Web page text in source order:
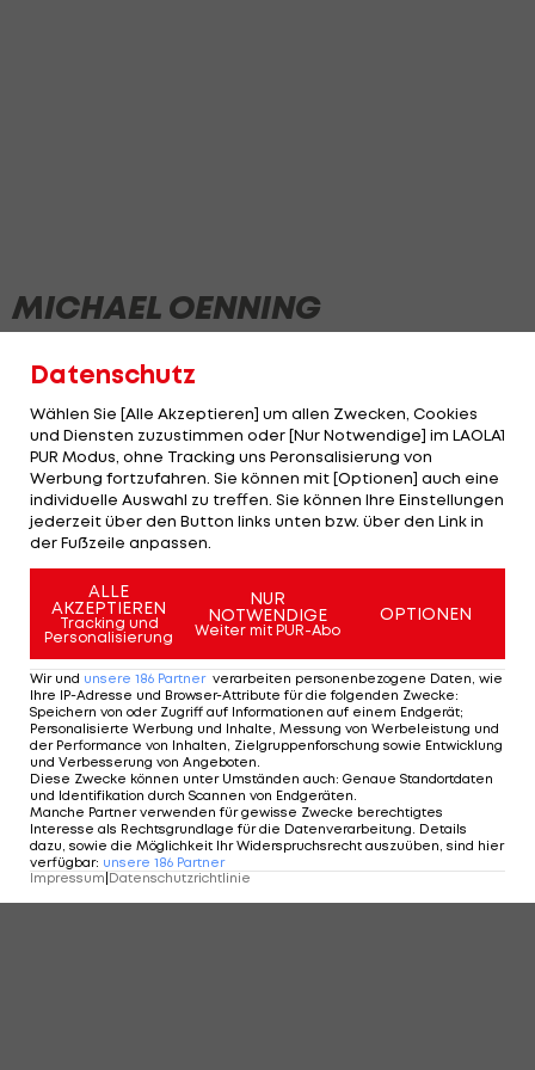
MICHAEL OENNING
Datenschutz
Wählen Sie [Alle Akzeptieren] um allen Zwecken, Cookies
und Diensten zuzustimmen oder [Nur Notwendige] im LAOLA1
PUR Modus, ohne Tracking uns Peronsalisierung von
Werbung fortzufahren. Sie können mit [Optionen] auch eine
individuelle Auswahl zu treffen. Sie können Ihre Einstellungen
jederzeit über den Button links unten bzw. über den Link in
der Fußzeile anpassen.
ALLE
AKZEPTIEREN
Tracking und
Personalisierung
NUR
NOTWENDIGE
Weiter mit PUR-Abo
OPTIONEN
Wir und unsere 186 Partner verarbeiten personenbezogene Daten, wie
Ihre IP-Adresse und Browser-Attribute für die folgenden Zwecke:
Speichern von oder Zugriff auf Informationen auf einem Endgerät;
Personalisierte Werbung und Inhalte, Messung von Werbeleistung und
der Performance von Inhalten, Zielgruppenforschung sowie Entwicklung
und Verbesserung von Angeboten.
Diese Zwecke können unter Umständen auch: Genaue Standortdaten
und Identifikation durch Scannen von Endgeräten.
Manche Partner verwenden für gewisse Zwecke berechtigtes
Interesse als Rechtsgrundlage für die Datenverarbeitung. Details
dazu, sowie die Möglichkeit Ihr Widerspruchsrecht auszuüben, sind hier
verfügbar: unsere 186 Partner
Impressum Datenschutzrichtlinie